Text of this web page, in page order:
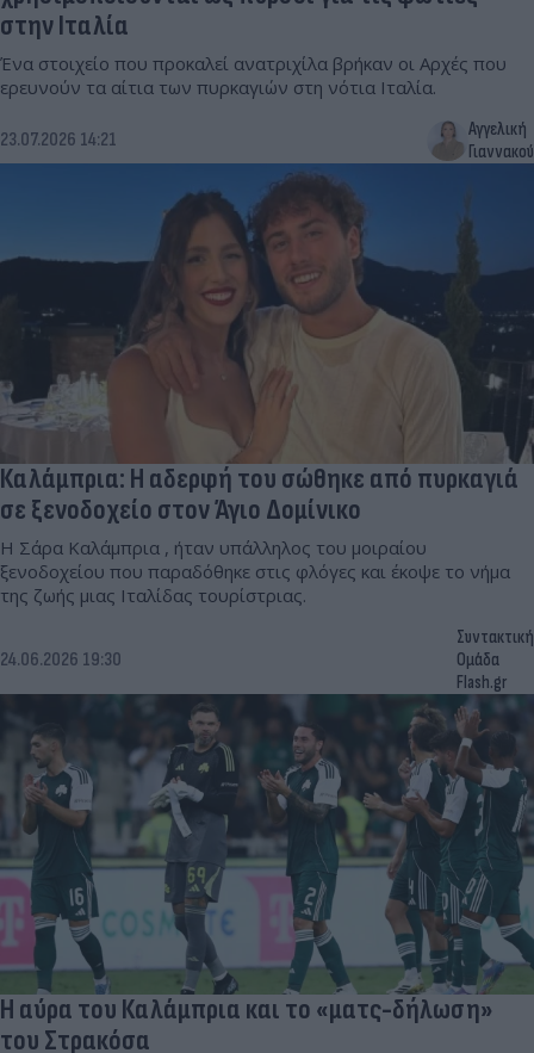
στην Ιταλία
Ένα στοιχείο που προκαλεί ανατριχίλα βρήκαν οι Αρχές που
ερευνούν τα αίτια των πυρκαγιών στη νότια Ιταλία.
23.07.2026 14:21
Αγγελική
Γιαννακού
Καλάμπρια: Η αδερφή του σώθηκε από πυρκαγιά
σε ξενοδοχείο στον Άγιο Δομίνικο
Η Σάρα Καλάμπρια , ήταν υπάλληλος του μοιραίου
ξενοδοχείου που παραδόθηκε στις φλόγες και έκοψε το νήμα
της ζωής μιας Ιταλίδας τουρίστριας.
24.06.2026 19:30
Συντακτική
Ομάδα
Flash.gr
Η αύρα του Καλάμπρια και το «ματς-δήλωση»
του Στρακόσα